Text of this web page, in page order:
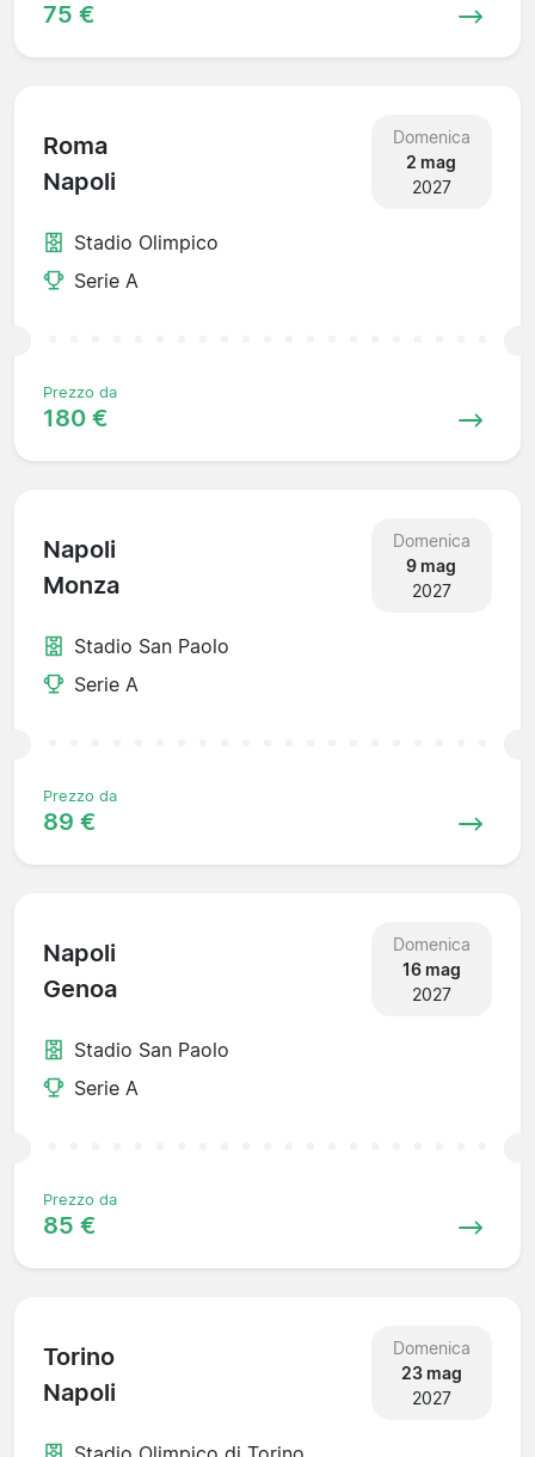
75 €
Roma
Napoli
Domenica
2 mag
2027
Stadio Olimpico
Serie A
Prezzo da
180 €
Napoli
Monza
Domenica
9 mag
2027
Stadio San Paolo
Serie A
Prezzo da
89 €
Napoli
Genoa
Domenica
16 mag
2027
Stadio San Paolo
Serie A
Prezzo da
85 €
Torino
Napoli
Domenica
23 mag
2027